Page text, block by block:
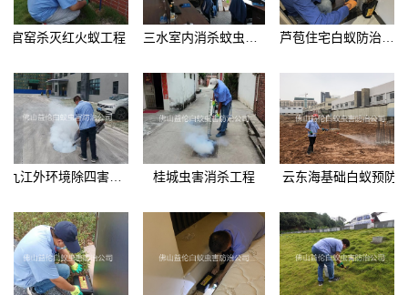
官窑杀灭红火蚁工程
桂城虫害消杀工程 云东海基础白蚁预防